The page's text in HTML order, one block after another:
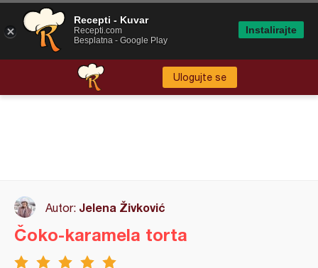
Ulogujte se
Autor: Jelena Živković
Čoko-karamela torta
Recepti - Kuvar
Recepti.com
Besplatna - Google Play
Instalirajte